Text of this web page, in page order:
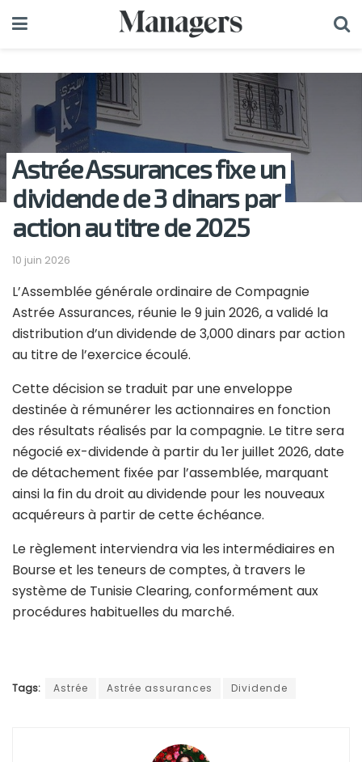
Astrée Assurances fixe un
dividende de 3 dinars par
action au titre de 2025
10 juin 2026
L’Assemblée générale ordinaire deCompagnie
Astrée Assurances, réunie le 9 juin 2026, a validé la
distribution d’un dividende de 3,000 dinars par action
au titre de l’exercice écoulé.
Cette décision se traduit par une enveloppe
destinée à rémunérer les actionnaires en fonction
des résultats réalisés par la compagnie. Le titre sera
négocié ex-dividende à partir du 1er juillet 2026, date
de détachement fixée par l’assemblée, marquant
ainsi la fin du droit au dividende pour les nouveaux
acquéreurs à partir de cette échéance.
Le règlement interviendra via les intermédiaires en
Bourse et les teneurs de comptes, à travers le
système de Tunisie Clearing, conformément aux
procédures habituelles du marché.
Tags: Astrée Astrée assurances Dividende